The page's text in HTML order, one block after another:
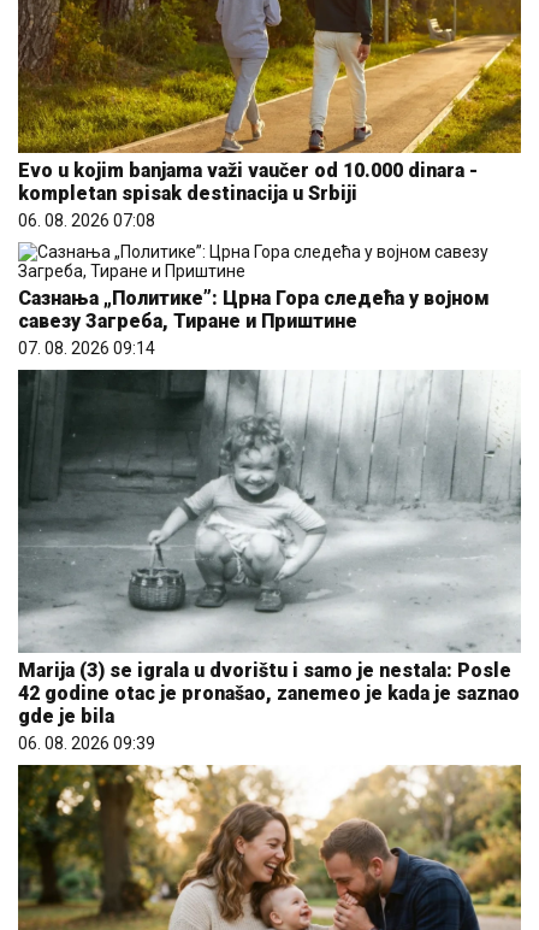
Evo u kojim banjama važi vaučer od 10.000 dinara -
kompletan spisak destinacija u Srbiji
06. 08. 2026 07:08
Сазнања „Политике”: Црна Гора следећа у војном
савезу Загреба, Тиране и Приштине
07. 08. 2026 09:14
Marija (3) se igrala u dvorištu i samo je nestala: Posle
42 godine otac je pronašao, zanemeo je kada je saznao
gde je bila
06. 08. 2026 09:39